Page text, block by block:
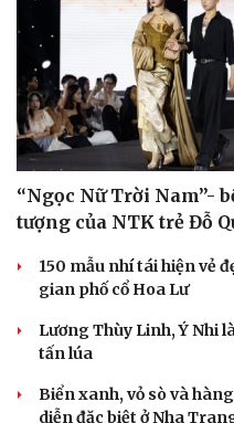
“Ngọc Nữ Trời Nam”-
tượng của NTK trẻ Đỗ
150 mẫu nhí tái hiện vẻ
gian phố cổ Hoa Lư
Lương Thùy Linh, Ý Nhi
tấn lúa
Biển xanh, vỏ sò và
diễn đặc biệt ở Nha